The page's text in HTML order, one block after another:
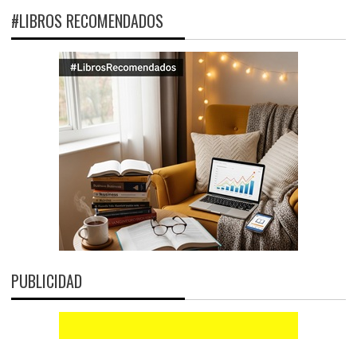
#LIBROS RECOMENDADOS
PUBLICIDAD